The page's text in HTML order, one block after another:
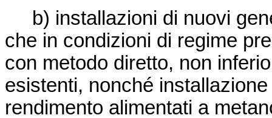
b) installazioni di nuovi
che in condizioni di regime
con metodo diretto, non
esistenti, nonché
rendimento alimentati a